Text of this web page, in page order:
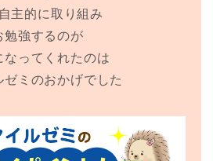
主的に取り組み
勉強するのが
なってくれたのは
ゼミのおかげでした